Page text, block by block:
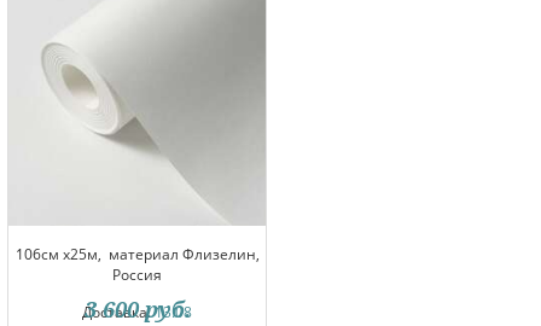
106см x25м, материал Флизелин,
Россия
Доставка:13.08
3 600 руб.